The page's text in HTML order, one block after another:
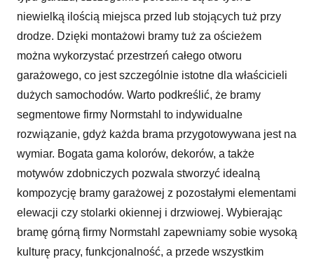
niewielką ilością miejsca przed lub stojących tuż przy
drodze. Dzięki montażowi bramy tuż za ościeżem
można wykorzystać przestrzeń całego otworu
garażowego, co jest szczególnie istotne dla właścicieli
dużych samochodów. Warto podkreślić, że bramy
segmentowe firmy Normstahl to indywidualne
rozwiązanie, gdyż każda brama przygotowywana jest na
wymiar. Bogata gama kolorów, dekorów, a także
motywów zdobniczych pozwala stworzyć idealną
kompozycję bramy garażowej z pozostałymi elementami
elewacji czy stolarki okiennej i drzwiowej. Wybierając
bramę górną firmy Normstahl zapewniamy sobie wysoką
kulturę pracy, funkcjonalność, a przede wszystkim